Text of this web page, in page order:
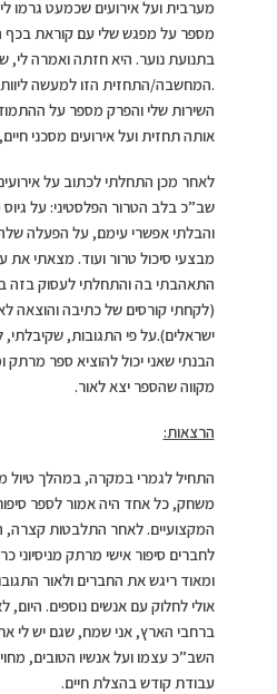
מערבית ועל אירועים שכמעט גרמו
.המחשבה/התחזית הזו למעשה
השירות שלי והפרק מספר על
אותה תחזית ועל אירועים מסכני
לאחר מכן התחלתי לכתוב על
שב”כ בלב הטרור הפלסטיני: על
והבלתי אפשרי עימם, על הפעלה
מבצעי סיכול טרור ועוד. מצאתי את
התאהבתי בה והתחלתי לעסוק בזה
(לקחתי קורסים של כתיבה והוצאה
ישראלים).על פי התגובות,
הבנתי שאני יכול להוציא ספר מרתק
מקווה שהספר יצא לאור.
הרצאות:
התחיל לגמרי במקרה, במהלך טיול
משחק, כל אחד היה אמור לספר סיפור
המקצועיים. לאחר התלבטות קצרה,
לחברים סיפור אישי מרתק מניסיוני
ומאוד ריגש את החברים ולאור
אולי לחלוק עם אנשים נוספים.
ברחבי הארץ, אני שמח, שגם יש לי
השב”כ עצמו ועל אנשיו הטובים,
עבודת קודש בהצלת חיים.